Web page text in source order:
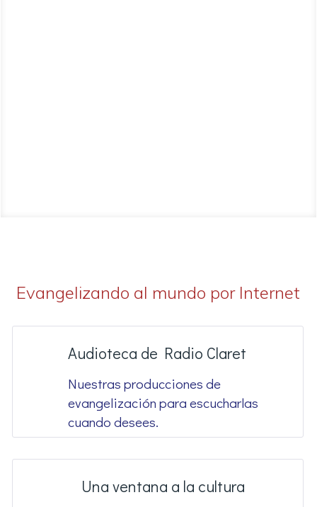
Evangelizando al mundo por Internet
Audioteca de Radio Claret
Nuestras producciones de
evangelización para escucharlas
cuando desees.
Una ventana a la cultura